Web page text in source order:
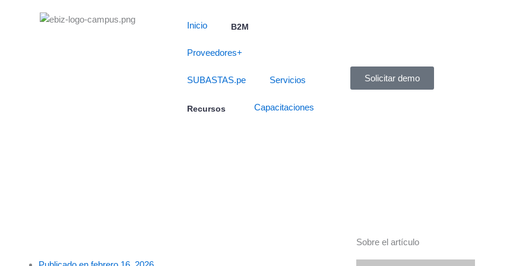
Inicio B2M
Proveedores+
SUBASTAS.pe Servicios
Recursos Capacitaciones
Solicitar demo
Sobre el artículo